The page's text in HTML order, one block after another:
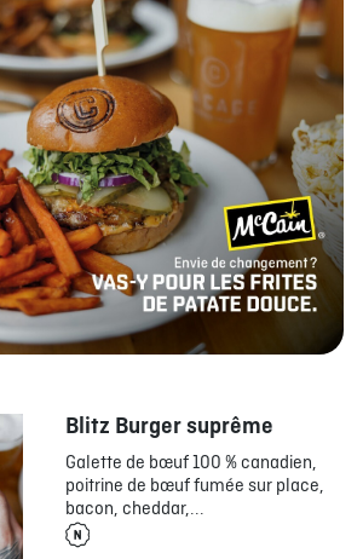
Blitz Burger suprême
Galette de bœuf 100 % canadien,
poitrine de bœuf fumée sur place,
bacon, cheddar,...